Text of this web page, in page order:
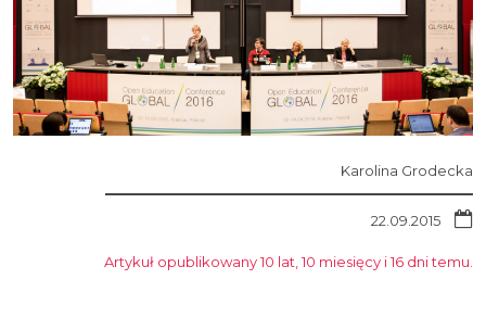
Karolina Grodecka
22.09.2015
Artykuł opublikowany 10 lat, 10 miesięcy i 16 dni temu.